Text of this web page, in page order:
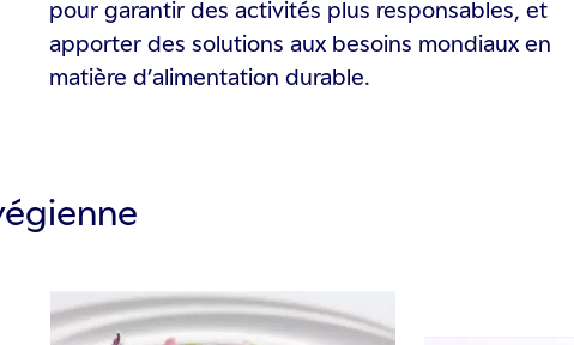
pour garantir des activités plus responsables, et
apporter des solutions aux besoins mondiaux en
matière d’alimentation durable.